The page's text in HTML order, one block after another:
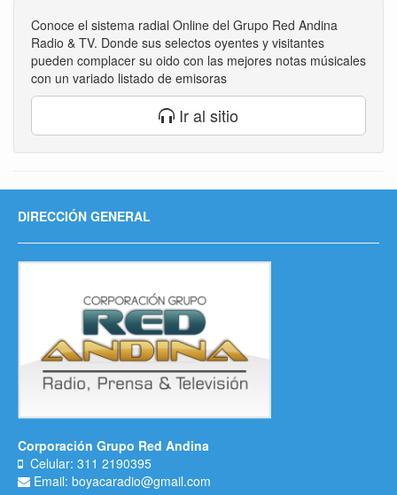
Conoce el sistema radial Online del Grupo Red Andina
Radio & TV. Donde sus selectos oyentes y visitantes
pueden complacer su oido con las mejores notas músicales
con un variado listado de emisoras
Ir al sitio
DIRECCIÓN GENERAL
Corporación Grupo Red Andina
Celular: 311 2190395
Email: boyacaradio@gmail.com